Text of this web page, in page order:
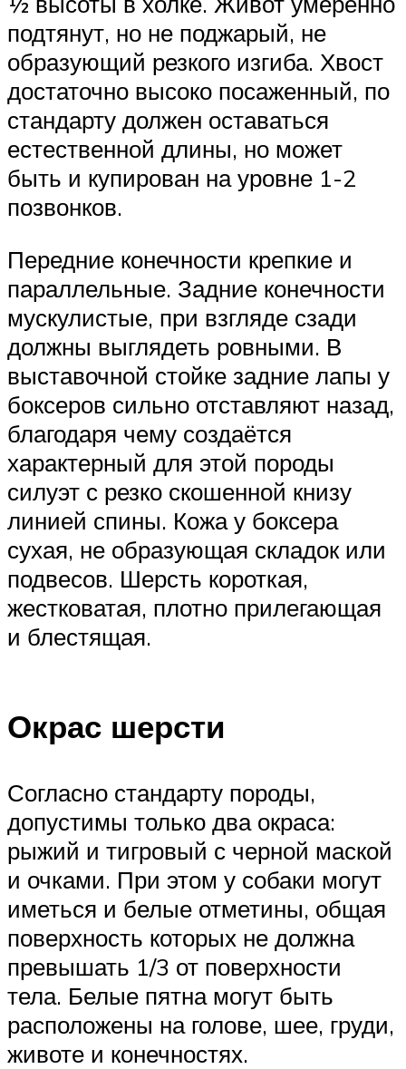
подтянут, но не поджарый, не
образующий резкого изгиба. Хвост
достаточно высоко посаженный, по
стандарту должен оставаться
естественной длины, но может
быть и купирован на уровне 1-2
позвонков.
Передние конечности крепкие и
параллельные. Задние конечности
мускулистые, при взгляде сзади
должны выглядеть ровными. В
выставочной стойке задние лапы у
боксеров сильно отставляют назад,
благодаря чему создаётся
характерный для этой породы
силуэт с резко скошенной книзу
линией спины. Кожа у боксера
сухая, не образующая складок или
подвесов. Шерсть короткая,
жестковатая, плотно прилегающая
и блестящая.
Окрас шерсти
Согласно стандарту породы,
допустимы только два окраса:
рыжий и тигровый с черной маской
и очками. При этом у собаки могут
иметься и белые отметины, общая
поверхность которых не должна
превышать 1/3 от поверхности
тела. Белые пятна могут быть
расположены на голове, шее, груди,
животе и конечностях.